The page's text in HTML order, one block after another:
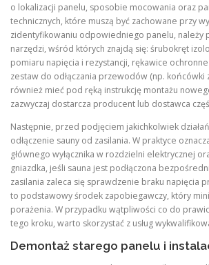
o lokalizacji panelu, sposobie mocowania oraz
technicznych, które muszą być zachowane przy
zidentyfikowaniu odpowiedniego panelu, należy
narzędzi, wśród których znajdą się: śrubokręt
pomiaru napięcia i rezystancji, rękawice
zestaw do odłączania przewodów (np. końcówki
również mieć pod ręką instrukcję montażu
zazwyczaj dostarcza producent lub dostawca
Następnie, przed podjęciem jakichkolwiek
odłączenie sauny od zasilania. W praktyce
głównego wyłącznika w rozdzielni elektrycznej
gniazdka, jeśli sauna jest podłączona
zasilania zaleca się sprawdzenie braku napięcia
to podstawowy środek zapobiegawczy, który
porażenia. W przypadku wątpliwości co do
tego kroku, warto skorzystać z usług
Demontaż starego panelu i